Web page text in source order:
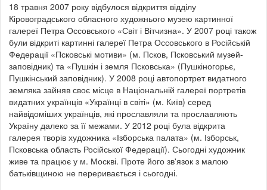
18 травня 2007 року відбулося відкриття відділу
Кіровоградського обласного художнього музею картинної
галереї Петра Оссовського «Світ і Вітчизна». У 2007 році також
були відкриті картинні галереї Петра Оссовського в Російській
Федерації «Псковські мотиви» (м. Псков, Псковський музей-
заповідник) та «Пушкін і земля Псковська» (Пушкіногорьє,
Пушкінський заповідник). У 2008 році автопортрет видатного
земляка зайняв своє місце в Національній галереї портретів
видатних українців «Українці в світі» (м. Київ) серед
найвідоміших українців, які прославляли та прославляють
Україну далеко за її межами. У 2012 році була відкрита
галерея творів художника «Ізборська палата» (м. Ізборськ,
Псковська область Російської Федерації). Сьогодні художник
живе та працює у м. Москві. Проте його зв'язок з малою
батьківщиною не переривається і сьогодні.